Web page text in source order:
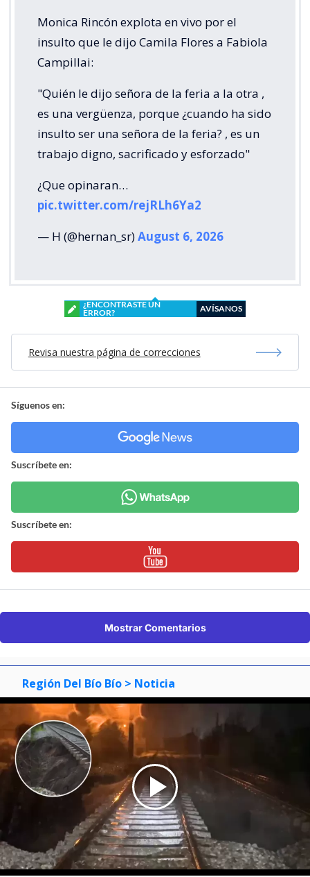
Monica Rincón explota en vivo por el
insulto que le dijo Camila Flores a Fabiola
Campillai:
"Quién le dijo señora de la feria a la otra ,
es una vergüenza, porque ¿cuando ha sido
insulto ser una señora de la feria? , es un
trabajo digno, sacrificado y esforzado"
¿Que opinaran…
pic.twitter.com/rejRLh6Ya2
— H (@hernan_sr)August 6, 2026
¿ENCONTRASTE UN
ERROR?
AVÍSANOS
Revisa nuestra página de correcciones
Síguenos en:
Suscríbete en:
Suscríbete en:
Mostrar Comentarios
Región Del Bío Bío > Noticia